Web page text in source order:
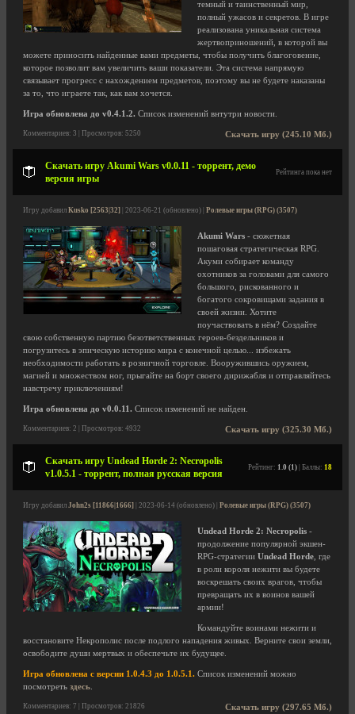
темный и таинственный мир,
полный ужасов и секретов. В игре
реализована уникальная система
жертвоприношений, в которой вы
можете приносить найденные вами предметы, чтобы получить благоговение,
которое позволит вам увеличить ваши показатели. Эта система напрямую
связывает прогресс с нахождением предметов, поэтому вы не будете наказаны
за то, что играете так, как вам хочется.
Игра обновлена до v0.4.1.2. Список изменений внтутри новости.
Скачать игру (245.10 Мб.)
Комментариев: 3 | Просмотров: 5250
Скачать игру Akumi Wars v0.0.11 - торрент, демо
версия игры
Рейтинга пока нет
Игру добавил Kusko [2563|32] | 2023-06-21 (обновлено) | Ролевые игры (RPG) (3507)
Akumi Wars - сюжетная
пошаговая стратегическая RPG.
Акуми собирает команду
охотников за головами для самого
большого, рискованного и
богатого сокровищами задания в
своей жизни. Хотите
поучаствовать в нём? Создайте
свою собственную партию безответственных героев-бездельников и
погрузитесь в эпическую историю мира с конечной целью... избежать
необходимости работать в розничной торговле. Вооружившись оружием,
магией и множеством ног, прыгайте на борт своего дирижабля и отправляйтесь
навстречу приключениям!
Игра обновлена до v0.0.11. Список изменений не найден.
Скачать игру (325.30 Мб.)
Комментариев: 2 | Просмотров: 4932
Скачать игру Undead Horde 2: Necropolis
v1.0.5.1 - торрент, полная русская версия
Рейтинг: 1.0 (1) | Баллы: 18
Игру добавил John2s [11866|1666] | 2023-06-14 (обновлено) | Ролевые игры (RPG) (3507)
Undead Horde 2: Necropolis -
продолжение популярной экшен-
RPG-стратегии Undead Horde , где
в роли короля нежити вы будете
воскрешать своих врагов, чтобы
превращать их в воинов вашей
армии!
Командуйте воинами нежити и
восстановите Некрополис после подлого нападения живых. Верните свои земли,
освободите души мертвых и обеспечьте их будущее.
Игра обновлена с версии 1.0.4.3 до 1.0.5.1. Список изменений можно
посмотреть здесь
Скачать игру (297.65 Мб.)
Комментариев: 7 | Просмотров: 21826